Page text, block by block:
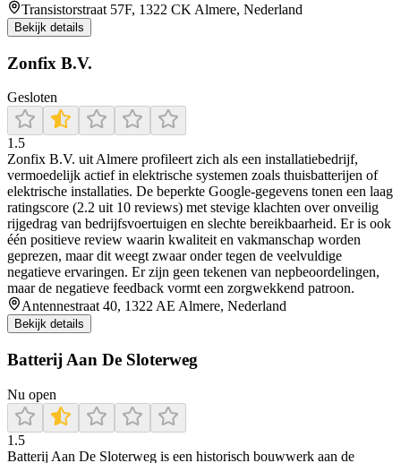
Transistorstraat 57F, 1322 CK Almere, Nederland
Bekijk details
Zonfix B.V.
Gesloten
1.5
Zonfix B.V. uit Almere profileert zich als een installatiebedrijf,
vermoedelijk actief in elektrische systemen zoals thuisbatterijen of
elektrische installaties. De beperkte Google-gegevens tonen een laag
ratingscore (2.2 uit 10 reviews) met stevige klachten over onveilig
rijgedrag van bedrijfsvoertuigen en slechte bereikbaarheid. Er is ook
één positieve review waarin kwaliteit en vakmanschap worden
geprezen, maar dit weegt zwaar onder tegen de veelvuldige
negatieve ervaringen. Er zijn geen tekenen van nepbeoordelingen,
maar de negatieve feedback vormt een zorgwekkend patroon.
Antennestraat 40, 1322 AE Almere, Nederland
Bekijk details
Batterij Aan De Sloterweg
Nu open
1.5
Batterij Aan De Sloterweg is een historisch bouwwerk aan de